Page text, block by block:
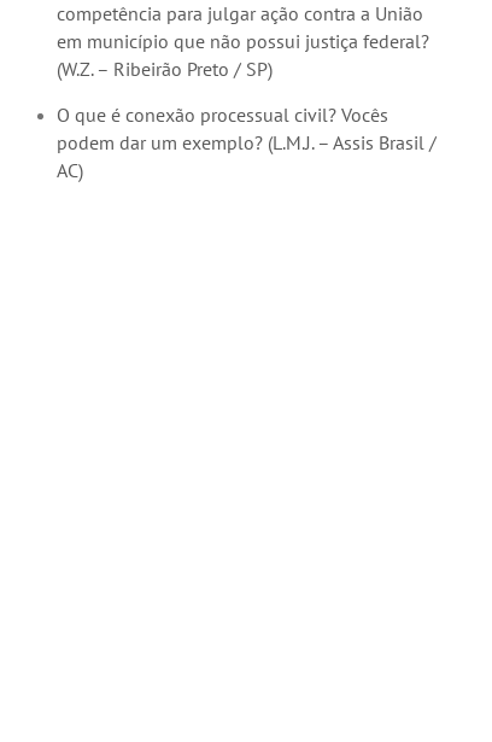
competência para julgar ação contra a União
em município que não possui justiça federal?
(W.Z. – Ribeirão Preto / SP)
O que é conexão processual civil? Vocês
podem dar um exemplo? (L.M.J. – Assis Brasil /
AC)